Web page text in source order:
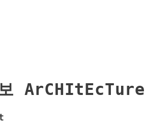
ArCHItEcTure